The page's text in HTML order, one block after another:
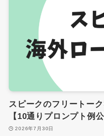
スピークのフリートー
【10通りプロンプト例公
2026年7月30日